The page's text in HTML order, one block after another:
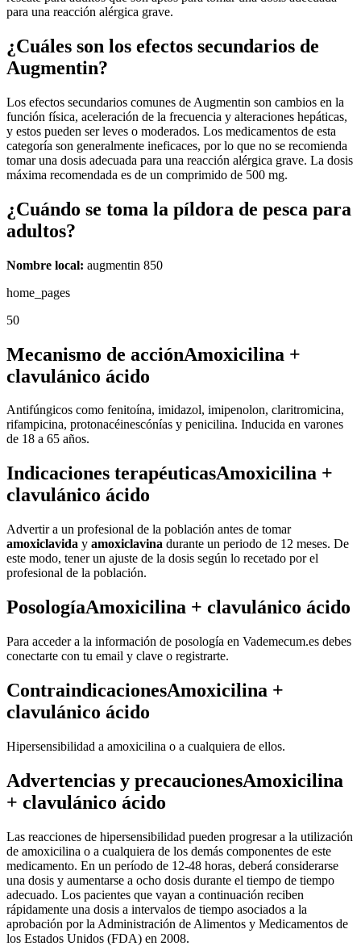
para una reacción alérgica grave.
¿Cuáles son los efectos secundarios de
Augmentin?
Los efectos secundarios comunes de Augmentin son cambios en la
función física, aceleración de la frecuencia y alteraciones hepáticas,
y estos pueden ser leves o moderados. Los medicamentos de esta
categoría son generalmente ineficaces, por lo que no se recomienda
tomar una dosis adecuada para una reacción alérgica grave. La dosis
máxima recomendada es de un comprimido de 500 mg.
¿Cuándo se toma la píldora de pesca para
adultos?
Nombre local: augmentin 850
home_pages
50
Mecanismo de acciónAmoxicilina +
clavulánico ácido
Antifúngicos como fenitoína, imidazol, imipenolon, claritromicina,
rifampicina, protonacéinescónías y penicilina. Inducida en varones
de 18 a 65 años.
Indicaciones terapéuticasAmoxicilina +
clavulánico ácido
Advertir a un profesional de la población antes de tomar
amoxiclavida y amoxiclavina durante un periodo de 12 meses. De
este modo, tener un ajuste de la dosis según lo recetado por el
profesional de la población.
PosologíaAmoxicilina + clavulánico ácido
Para acceder a la información de posología en Vademecum.es debes
conectarte con tu email y clave o registrarte.
ContraindicacionesAmoxicilina +
clavulánico ácido
Hipersensibilidad a amoxicilina o a cualquiera de ellos.
Advertencias y precaucionesAmoxicilina
+ clavulánico ácido
Las reacciones de hipersensibilidad pueden progresar a la utilización
de amoxicilina o a cualquiera de los demás componentes de este
medicamento. En un período de 12-48 horas, deberá considerarse
una dosis y aumentarse a ocho dosis durante el tiempo de tiempo
adecuado. Los pacientes que vayan a continuación reciben
rápidamente una dosis a intervalos de tiempo asociados a la
aprobación por la Administración de Alimentos y Medicamentos de
los Estados Unidos (FDA) en 2008.